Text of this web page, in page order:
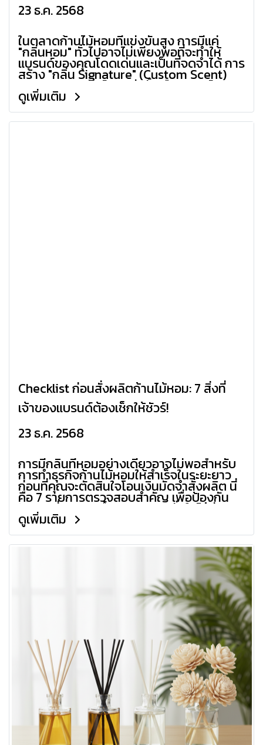
23 ธ.ค. 2568
ในตลาดก้านไม้หอมที่แข่งขันสูง การมีแค่
"กลิ่นหอม" ทั่วไปอาจไม่เพียงพอที่จะทำให้
แบรนด์ของคุณโดดเด่นและเป็นที่จดจำได้ การ
สร้าง "กลิ่น Signature" (Custom Scent)
เฉพาะของแบรนด์คุณเท่านั้น คือกลยุทธ์
สำคัญที่จะเปลี่ยนสินค้าธรรมดาให้กลายเป็น
สินค้า Luxury ที่ลูกค้าพร้อมจ่ายเพื่อ
ประสบการณ์ที่ไม่เหมือนใคร
ดูเพิ่มเติม
Checklist ก่อนสั่งผลิตก้านไม้หอม: 7 สิ่งที่
เจ้าของแบรนด์ต้องเช็กให้ชัวร์!
23 ธ.ค. 2568
การมีกลิ่นที่หอมอย่างเดียวอาจไม่พอสำหรับ
การทำธุรกิจก้านไม้หอมให้สำเร็จในระยะยาว
ก่อนที่คุณจะตัดสินใจโอนเงินมัดจำสั่งผลิต นี่
คือ 7 รายการตรวจสอบสำคัญ เพื่อป้องกัน
ปัญหาที่อาจเกิดขึ้นตามมา และมั่นใจได้ว่า
สินค้าของคุณจะออกมาดีที่สุดครับ
ดูเพิ่มเติม